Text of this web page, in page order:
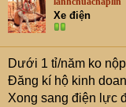
i
o
n
s
:
Xe điện
Dưới 1 tỉ/năm ko
Đăng kí hộ kinh
Xong sang điện lực